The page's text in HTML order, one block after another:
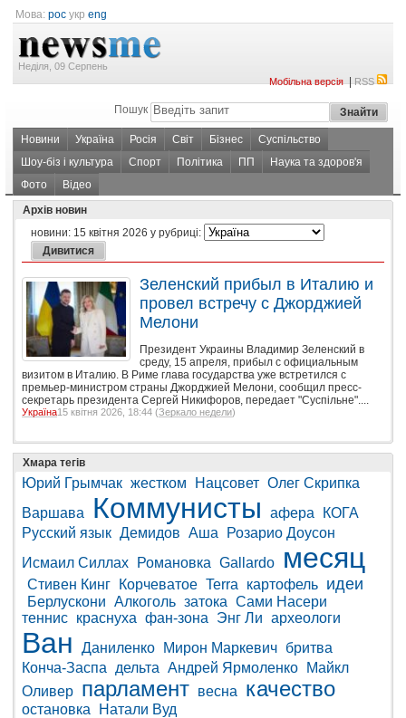
Мова: рос укр eng
Неділя, 09 Серпень
Мобільна версія|RSS
Пошук
Новини Україна Росія Світ Бізнес
Суспільство
Шоу-біз і культура
Спорт Політика ПП
Наука та здоров'я
Фото
Відео
Архів новин
новини: 15 квітня 2026 у рубриці:
Зеленский прибыл в Италию и
провел встречу с Джорджией
Мелони
Президент Украины Владимир Зеленский в
среду, 15 апреля, прибыл с официальным
визитом в Италию. В Риме глава государства уже встретился с
премьер-министром страны Джорджией Мелони, сообщил пресс-
секретарь президента Сергей Никифоров, передает "Суспільне"....
Україна15 квітня 2026, 18:44 (Зеркало недели)
Хмара тегів
Юрий Грымчак жестком Нацсовет Олег Скрипка
Варшава
Коммунисты афера
КОГА
Русский язык Демидов Аша
Розарио Доусон
Исмаил Силлах
Романовка Gallardo месяц
Стивен Кинг Корчеватое Terra картофель идеи
Берлускони Алкоголь затока Сами Насери
теннис краснуха фан-зона Энг Ли археологи
Ван Даниленко Мирон Маркевич бритва
Конча-Заспа
дельта Андрей Ярмоленко
Майкл
Оливер парламент весна качество
остановка Натали Вуд